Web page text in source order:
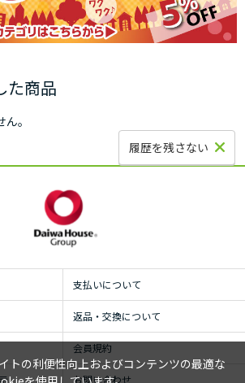
た商品
。
履歴を残さない
支払いについて
返品・交換について
会員規約
お問い合わせ
トの利便性向上およびコンテンツの最適な